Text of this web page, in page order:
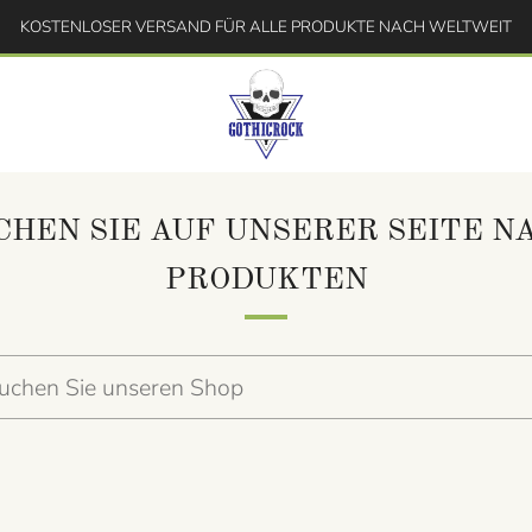
KOSTENLOSER VERSAND FÜR ALLE PRODUKTE NACH WELTWEIT
SIE AUF UNSERER SEITE
PRODUKTEN